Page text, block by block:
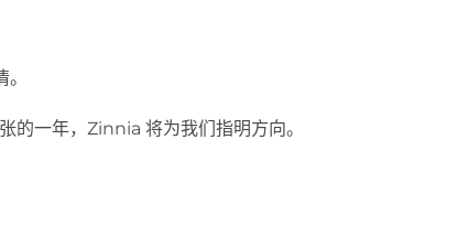
的一年，Zinnia 将为我们指明方向。